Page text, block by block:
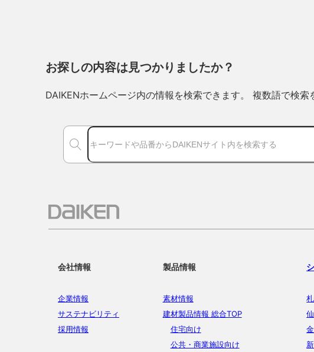
お探しの内容は見つかりましたか？
DAIKENホームページ内の情報を検索できます。 複数語で検
会社情報
企業情報
サステナビリティ
採用情報
製品情報
素材情報
建材製品情報 総合TOP
住宅向け
公共・商業施設向け